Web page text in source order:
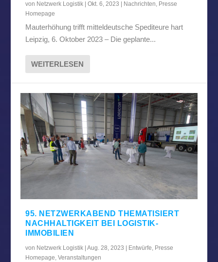
von Netzwerk Logistik |Okt. 6, 2023 Nachrichten, Presse
Homepage
Mauterhöhung trifft mitteldeutsche Spediteure hart
Leipzig, 6. Oktober 2023 – Die geplante...
WEITERLESEN
95. NETZWERKABEND THEMATISIERT
NACHHALTIGKEIT BEI LOGISTIK-
IMMOBILIEN
von Netzwerk Logistik |Aug. 28, 2023 Entwürfe, Presse
Homepage,Veranstaltungen